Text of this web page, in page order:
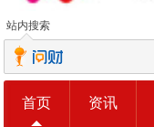
站内搜索
首页 资讯